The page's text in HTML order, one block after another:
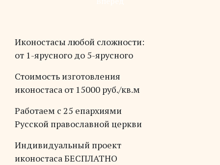
Иконостасы любой сложности:
от 1-ярусного до 5-ярусного
Стоимость изготовления
иконостаса от 15000 руб./кв.м
Работаем с 25 епархиями
Русской православной церкви
Индивидуальный проект
иконостаса БЕСПЛАТНО